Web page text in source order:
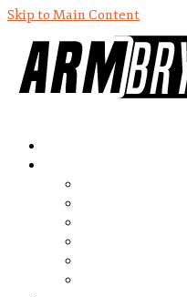
Skip to Main Content